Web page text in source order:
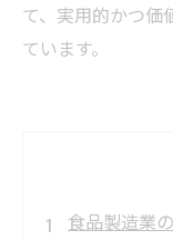
て、実用的かつ価
ています。
食品製造業